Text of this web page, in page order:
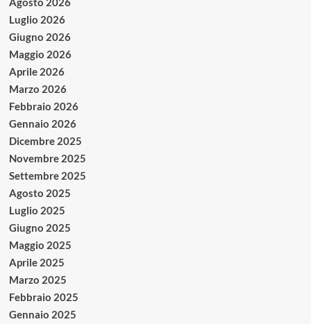
Luglio 2026
Giugno 2026
Maggio 2026
Aprile 2026
Marzo 2026
Febbraio 2026
Gennaio 2026
Dicembre 2025
Novembre 2025
Settembre 2025
Agosto 2025
Luglio 2025
Giugno 2025
Maggio 2025
Aprile 2025
Marzo 2025
Febbraio 2025
Gennaio 2025